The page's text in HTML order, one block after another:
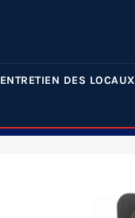
ENTRETIEN DES LOCAUX